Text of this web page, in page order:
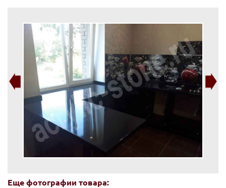
Еще фотографии товара: